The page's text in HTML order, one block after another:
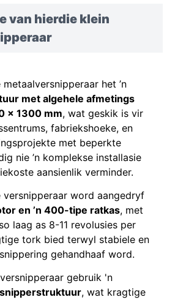
van hierdie klein
het ’n
met algehele afmetings
× 1300 mm, wat geskik is vir
fabriekshoeke, en
met beperkte
nie ’n komplekse installasie
aansienlik verminder.
versnipperaar word aangedryf
en ’n 400-tipe ratkas, met
laag as 8-11 revolusies per
tork bied terwyl stabiele en
gehandhaaf word.
gebruik 'n
, wat kragtige